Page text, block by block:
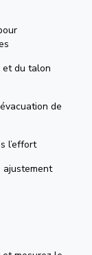
et du talon
de
l’effort
ajustement